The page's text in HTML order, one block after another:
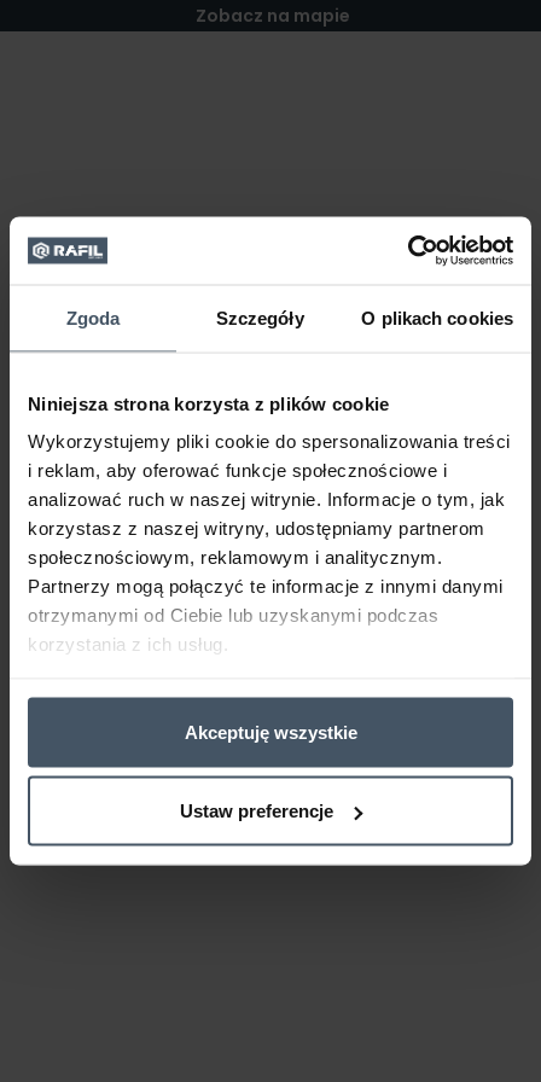
Zgoda Szczegóły O plikach cookies
Niniejsza strona korzysta z plików cookie
Wykorzystujemy pliki cookie do spersonalizowania treści
i reklam, aby oferować funkcje społecznościowe i
analizować ruch w naszej witrynie. Informacje o tym, jak
korzystasz z naszej witryny, udostępniamy partnerom
społecznościowym, reklamowym i analitycznym.
Partnerzy mogą połączyć te informacje z innymi danymi
otrzymanymi od Ciebie lub uzyskanymi podczas
korzystania z ich usług.
Akceptuję wszystkie
Ustaw preferencje
Zobacz na mapie